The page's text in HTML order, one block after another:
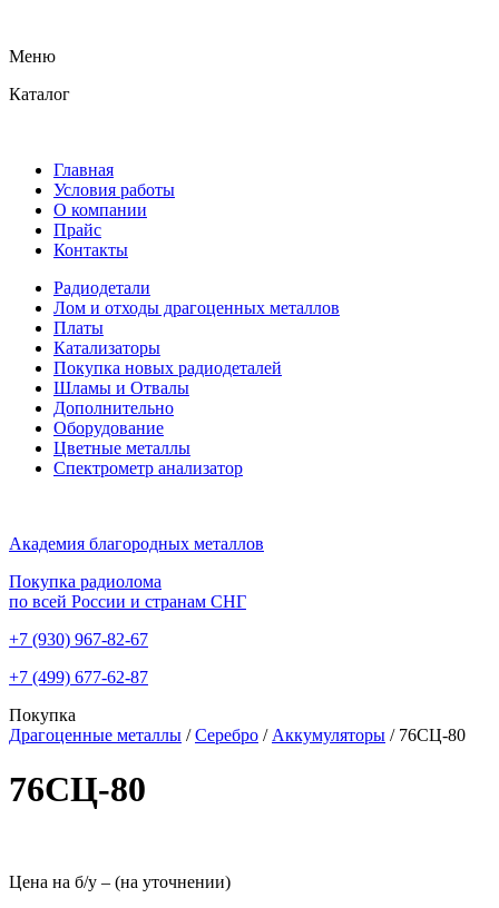
Меню
Каталог
Главная
Условия работы
О компании
Прайс
Контакты
Радиодетали
Лом и отходы драгоценных металлов
Платы
Катализаторы
Покупка новых радиодеталей
Шламы и Отвалы
Дополнительно
Оборудование
Цветные металлы
Спектрометр анализатор
Академия благородных металлов
Покупка радиолома
по всей России и странам СНГ
+7 (930) 967-82-67
+7 (499) 677-62-87
Покупка
Драгоценные металлы / Серебро / Аккумуляторы / 76СЦ-80
76СЦ-80
Цена на б/у – (на уточнении)